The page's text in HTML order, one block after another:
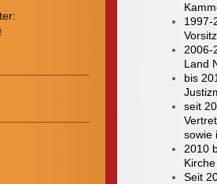
2006-
Land
bis
seit
sowie
2010
Seit